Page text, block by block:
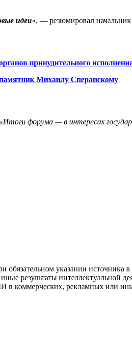
идеи», — резюмировал
принудительного
Михаилу Сперанскому
форума — в интересах
обязательном указании источника
результаты интеллектуальной
в коммерческих, рекламных или